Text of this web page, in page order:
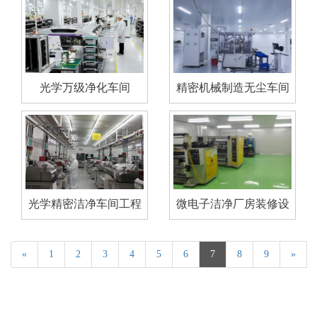
光学万级净化车间 精密机械制造无尘车间
光学精密洁净车间工程
微电子洁净厂房装修设
计项目
« 1 2 3 4 5 6 7 8 9 »